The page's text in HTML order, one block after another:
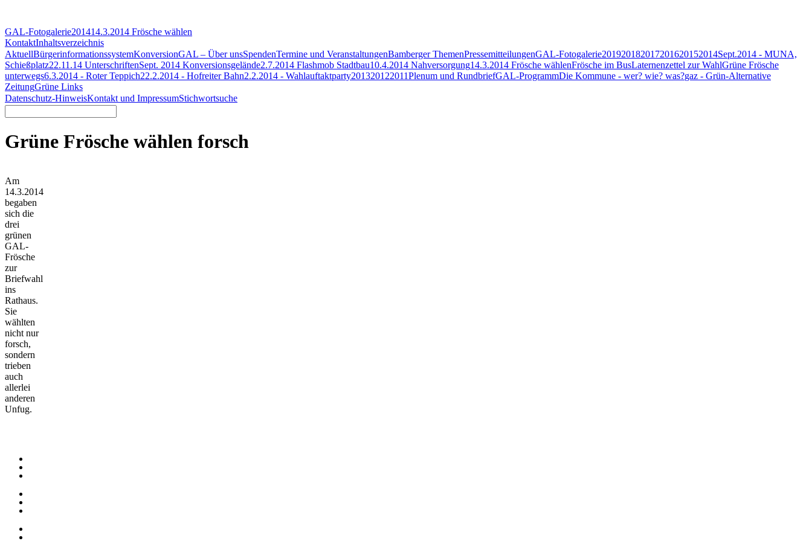
GAL-Fotogalerie201414.3.2014 Frösche wählen
KontaktInhaltsverzeichnis
AktuellBürgerinformationssystemKonversionGAL – Über unsSpendenTermine und VeranstaltungenBamberger ThemenPressemitteilungenGAL-Fotogalerie201920182017201620152014Sept.2014 - MUNA,
Schießplatz22.11.14 UnterschriftenSept. 2014 Konversionsgelände2.7.2014 Flashmob Stadtbau10.4.2014 Nahversorgung14.3.2014 Frösche wählenFrösche im BusLaternenzettel zur WahlGrüne Frösche
unterwegs6.3.2014 - Roter Teppich22.2.2014 - Hofreiter Bahn2.2.2014 - Wahlauftaktparty201320122011Plenum und RundbriefGAL-ProgrammDie Kommune - wer? wie? was?gaz - Grün-Alternative
ZeitungGrüne Links
Datenschutz-HinweisKontakt und ImpressumStichwortsuche
Grüne Frösche wählen forsch
Am
14.3.2014
begaben
sich die
drei
grünen
GAL-
Frösche
zur
Briefwahl
ins
Rathaus.
Sie
wählten
nicht nur
forsch,
sondern
trieben
auch
allerlei
anderen
Unfug.